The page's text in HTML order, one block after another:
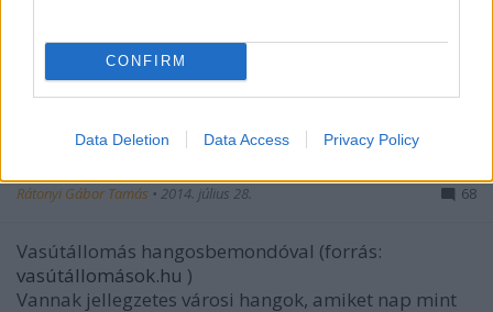
CONFIRM
Data Deletion Data Access Privacy Policy
Tudtad, hogy a buszokon a Bőrönd
Ödön dallama a BKV-szignál? Na és
hogy a MÁV dallama honnan van? Itt
Rátonyi Gábor Tamás • 2014. július 28. 68
Vasútállomás hangosbemondóval (forrás:
vasútállomások.hu )
Vannak jellegzetes városi hangok, amiket nap mint